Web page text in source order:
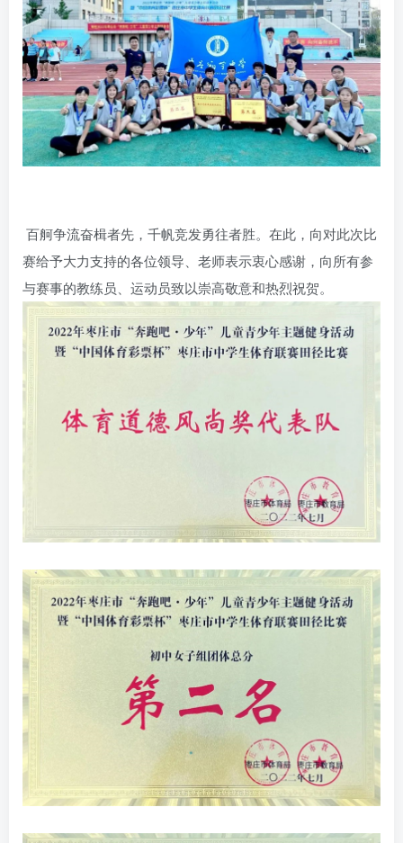
百舸争流奋楫者先，千帆竞发勇往者胜。在此，向对此次比
赛给予大力支持的各位领导、老师表示衷心感谢，向所有参
与赛事的教练员、运动员致以崇高敬意和热烈祝贺。
记住登录 账号密码登录
登录
社交账号登录
QQ登录 微信登录